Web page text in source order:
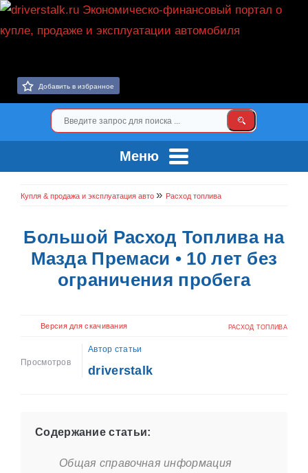
Добавить в избранное
Меню
Купля & продажа и эксплуатация авто » Расход топлива
Большой Расход Топлива на
Мазда Премаси • 10 лет без
ограничения пробега
Версия для скачивания РАСХОД ТОПЛИВА
Просмотров
Автор статьи
driverstalk
Содержание статьи:
Общая справочная информация